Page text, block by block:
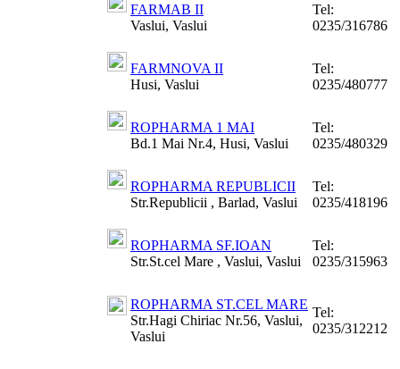
FARMAB II
Vaslui, Vaslui
Tel:
0235/316786
FARMNOVA II
Husi, Vaslui
Tel:
0235/480777
ROPHARMA 1 MAI
Bd.1 Mai Nr.4, Husi, Vaslui
Tel:
0235/480329
ROPHARMA REPUBLICII
Str.Republicii , Barlad, Vaslui
Tel:
0235/418196
ROPHARMA SF.IOAN
Str.St.cel Mare , Vaslui, Vaslui
Tel:
0235/315963
ROPHARMA ST.CEL MARE
Str.Hagi Chiriac Nr.56, Vaslui,
Vaslui
Tel:
0235/312212